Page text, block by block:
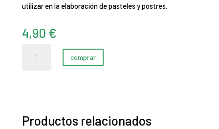
utilizar en la elaboración de pasteles y postres.
4,90 €
Algarroba
comprar
Productos relacionados